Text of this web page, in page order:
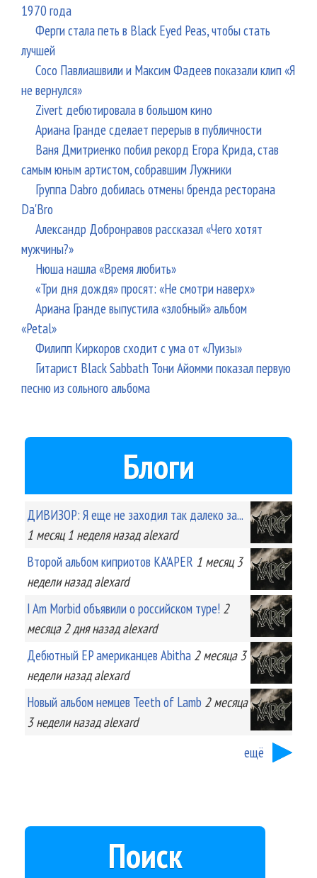
1970 года
Ферги стала петь в Black Eyed Peas, чтобы стать
лучшей
Сосо Павлиашвили и Максим Фадеев показали клип «Я
не вернулся»
Zivert дебютировала в большом кино
Ариана Гранде сделает перерыв в публичности
Ваня Дмитриенко побил рекорд Егора Крида, став
самым юным артистом, собравшим Лужники
Группа Dabro добилась отмены бренда ресторана
Da'Bro
Александр Добронравов рассказал «Чего хотят
мужчины?»
Нюша нашла «Время любить»
«Три дня дождя» просят: «Не смотри наверх»
Ариана Гранде выпустила «злобный» альбом
«Petal»
Филипп Киркоров сходит с ума от «Луизы»
Гитарист Black Sabbath Тони Айомми показал первую
песню из сольного альбома
Блоги
ДИВИЗОР: Я еще не заходил так далеко за...
1 месяц 1 неделяназад alexard
Второй альбом киприотов KA'APER 1 месяц 3
неделиназад alexard
I Am Morbid объявили о российском туре! 2
месяца 2 дняназад alexard
Дебютный EP американцев Abitha 2 месяца 3
неделиназад alexard
Новый альбом немцев Teeth of Lamb 2 месяца
3 неделиназад alexard
ещё
Поиск